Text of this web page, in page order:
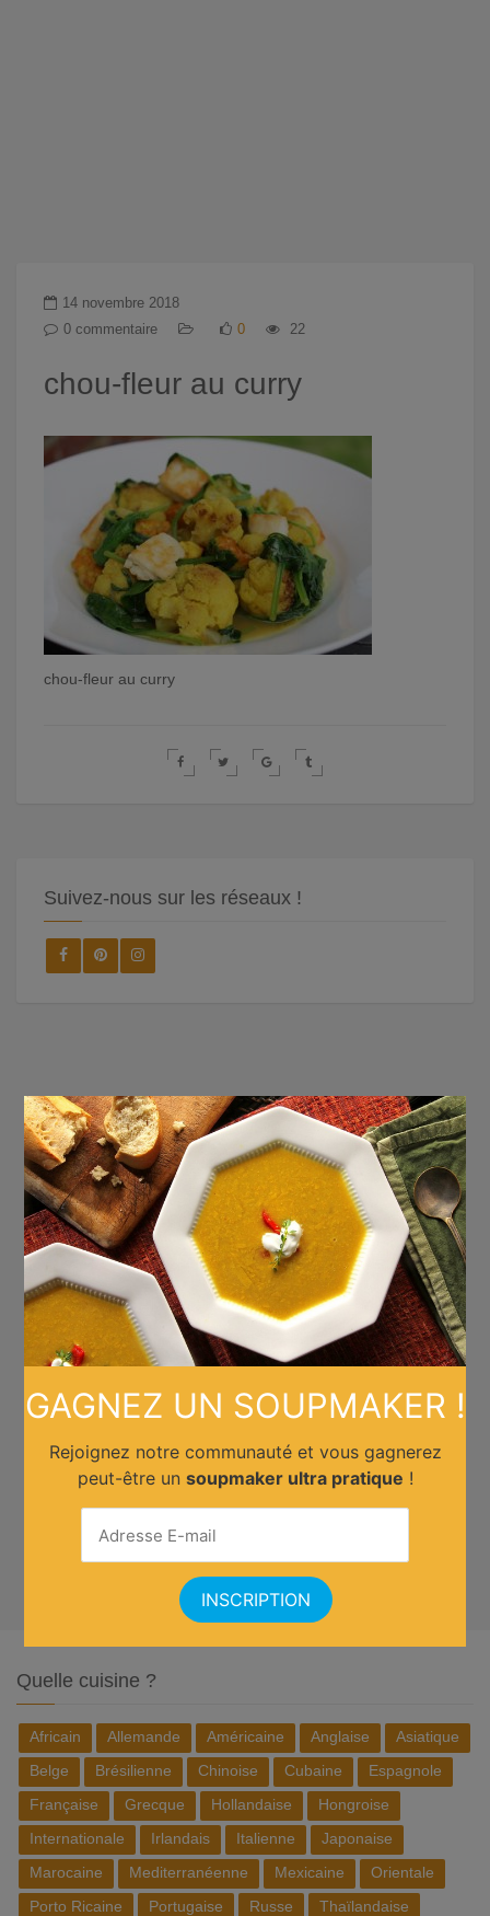
14 novembre 2018
0 commentaire
0 22
chou-fleur au curry
chou-fleur au curry
Suivez-nous sur les réseaux !
Quelle cuisine ?
Africain Allemande Américaine Anglaise
Asiatique
Belge
Brésilienne Chinoise Cubaine
Espagnole
Française
Grecque Hollandaise
Hongroise
Internationale
Irlandais Italienne
Japonaise
Marocaine
Mediterranéenne Mexicaine
Orientale
Porto Ricaine
Portugaise Russe Thaïlandaise
GAGNEZ UN SOUPMAKER !
Rejoignez notre communauté et vous gagnerez
peut-être un soupmaker ultra pratique !
×